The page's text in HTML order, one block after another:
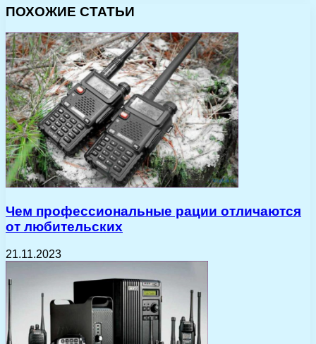
ПОХОЖИЕ СТАТЬИ
Чем профессиональные рации отличаются
от любительских
21.11.2023